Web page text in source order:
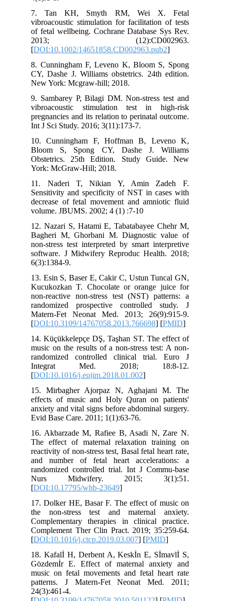
7. Tan KH, Smyth RM, Wei
vibroacoustic stimulation for
of fetal wellbeing. Cochrane Database
2013;
[DOI:10.1002/
8. Cunningham F, Leveno K, Bloom
CY, Dashe J. Williams obstetrics.
New York: Mcgraw-hill; 2018.
9. Sambarey P, Bilagi DM. Non-stress
vibroacoustic stimulation test in
pregnancies and its relation to perinatal
Int J Sci Study. 2016; 3(11):173-7.
10. Cunningham F, Hoffman B,
Bloom S, Spong CY, Dashe J.
Obstetrics. 25th Edition. Study
York: McGraw-Hill; 2018.
11. Naderi T, Nikian Y, Amin
Sensitivity and specificity of NST in
decrease of fetal movement and
volume. JBUMS. 2002; 4 (1) :7-10
12. Nazari S, Hatami E, Tabatabayee
Bagheri M, Ghorbani M. Diagnostic
non-stress test interpreted by smart
software. J Midwifery Reproduc
13. Esin S, Baser E, Cakir C, Ustun
Kucukozkan T. Chocolate or orange
non-reactive non-stress test (NST)
randomized prospective controlled
Matern-Fet Neonat Med. 2013;
[DOI:10.3109/14767058.2013.766698
14. Küçükkelepçe DŞ, Taşhan ST.
music on the results of a non-stress
randomized controlled clinical
Integrat Med. 2018;
[DOI:10.1016/j.eujim.2018.01.002
15. Mirbagher Ajorpaz N,
effects of music and Holy Quran on
anxiety and vital signs before
Evid Base Care. 2011; 1(1):63-76.
16. Akbarzade M, Rafiee B, Asadi
The effect of maternal relaxation
reactivity of non-stress test, Basal fetal
and number of fetal heart
randomized controlled trial. Int J
Nurs Midwifery. 2015;
[DOI:10.17795/whb-23649
17. Dolker HE, Basar F. The effect of
the non-stress test and maternal
Complementary therapies in clinical
Complement Ther Clin Pract. 2019;
[DOI:10.1016/j.ctcp.2019.03.007
18. Kafalİ H, Derbent A, Keskİn E,
Gözdemİr E. Effect of maternal
music on fetal movements and fetal
patterns. J Matern-Fet Neonat